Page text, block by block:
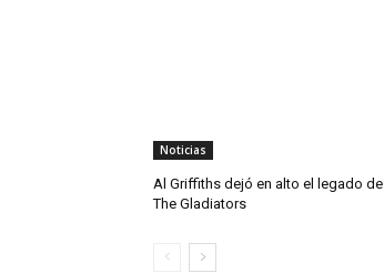
Noticias
Al Griffiths dejó en alto el legado de
The Gladiators